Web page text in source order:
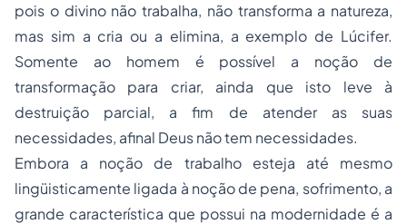
pois o divino não trabalha, não transforma a natureza,
mas sim a cria ou a elimina, a exemplo de Lúcifer.
Somente ao homem é possível a noção de
transformação para criar, ainda que isto leve à
destruição parcial, a fim de atender as suas
necessidades, afinal Deus não tem necessidades.
Embora a noção de trabalho esteja até mesmo
lingüisticamente ligada à noção de pena, sofrimento, a
grande característica que possui na modernidade é a